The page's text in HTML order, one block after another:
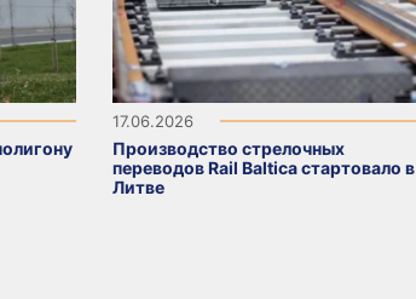
17.06.2026
Производство стрелочных
переводов Rail Baltica стартовало в
Литве